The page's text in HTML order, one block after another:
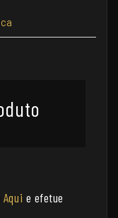
Aqui e efetue